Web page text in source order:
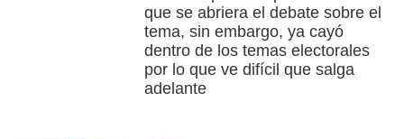
que se abriera el debate sobre el
tema, sin embargo, ya cayó
dentro de los temas electorales
por lo que ve difícil que salga
adelante